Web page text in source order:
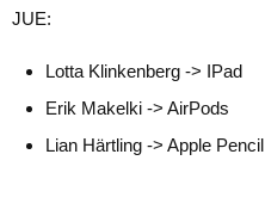
JUE:
Lotta Klinkenberg -> IPad
Erik Makelki -> AirPods
Lian Härtling -> Apple Pencil